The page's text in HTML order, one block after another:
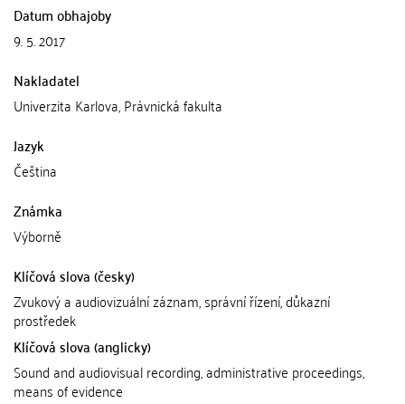
Datum obhajoby
9. 5. 2017
Nakladatel
Univerzita Karlova, Právnická fakulta
Jazyk
Čeština
Známka
Výborně
Klíčová slova (česky)
Zvukový a audiovizuální záznam, správní řízení, důkazní
prostředek
Klíčová slova (anglicky)
Sound and audiovisual recording, administrative proceedings,
means of evidence